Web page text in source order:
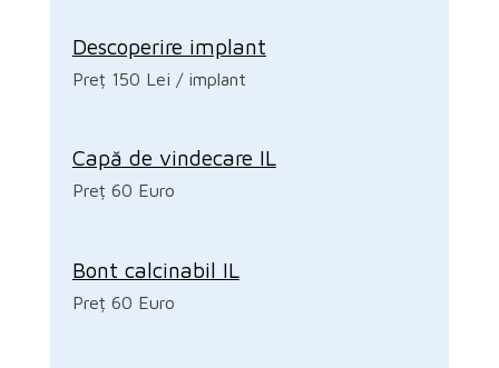
Descoperire implant
Preț 150 Lei / implant
Capă de vindecare IL
Preț 60 Euro
Bont calcinabil IL
Preț 60 Euro